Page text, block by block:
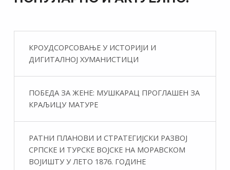
КРОУДСОРСОВАЊЕ У ИСТОРИЈИ И
ДИГИТАЛНОЈ ХУМАНИСТИЦИ
ПОБЕДА ЗА ЖЕНЕ: МУШКАРАЦ ПРОГЛАШЕН ЗА
КРАЉИЦУ МАТУРЕ
РАТНИ ПЛАНОВИ И СТРАТЕГИЈСКИ РАЗВОЈ
СРПСКЕ И ТУРСКЕ ВОЈСКЕ НА МОРАВСКОМ
ВОЈИШТУ У ЛЕТО 1876. ГОДИНЕ